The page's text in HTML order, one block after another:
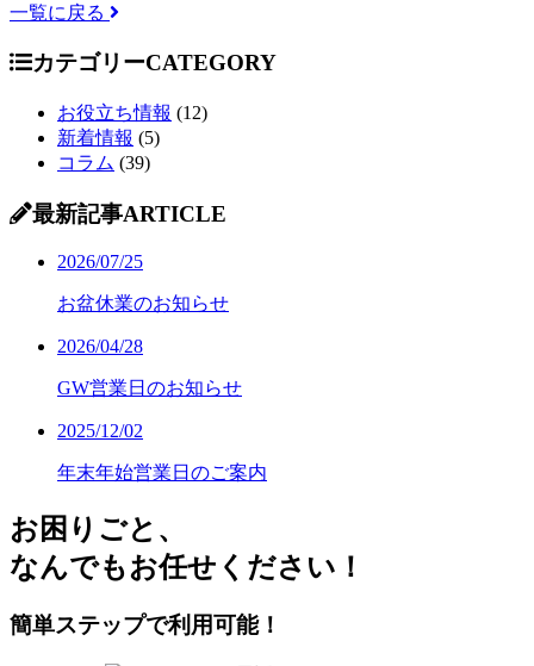
一覧に戻る
カテゴリーCATEGORY
お役立ち情報 (12)
新着情報 (5)
コラム (39)
最新記事ARTICLE
2026/07/25
お盆休業のお知らせ
2026/04/28
GW営業日のお知らせ
2025/12/02
年末年始営業日のご案内
お困り ごと、
なんでもお任せください！
簡単ステップで利⽤可能！